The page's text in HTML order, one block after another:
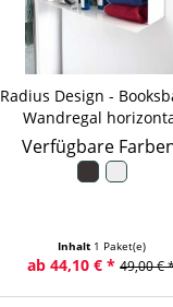
Radius Design -
Wandregal
Verfügbare
Inhalt 1 Paket(e)
ab 44,10 € * 49,00 €